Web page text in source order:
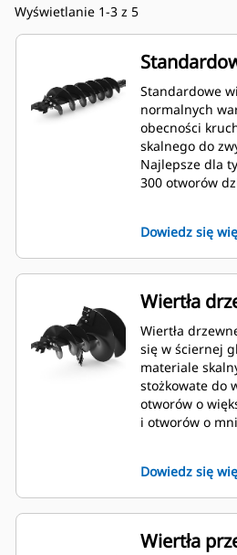
Wyświetlanie 1-3 z 5
Standardowe
normalnych
obecności
skalnego do
Najlepsze dla
300 otworów
Dowiedz się
Wiertła
Wiertła
się w ściernej
materiale skalnym. Wiertła
stożkowate do
otworów o
i otworów o
Dowiedz się
Wiertła